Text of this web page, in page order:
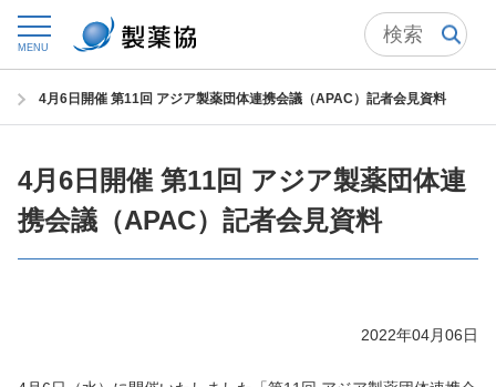
MENU
トップ ニュースルーム ニュースリリース・お知らせ
4月6日開催 第11回 アジア製薬団体連携会議（APAC）記者会見資料
4月6日開催 第11回 アジア製薬団体連
携会議（APAC）記者会見資料
2022年04月06日